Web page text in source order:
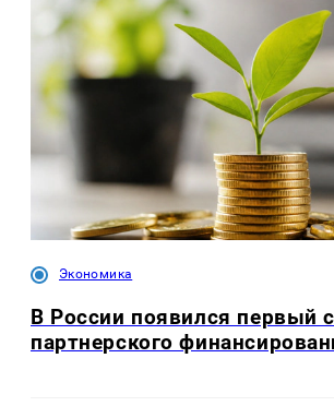
Экономика
В России появился первый
партнерского